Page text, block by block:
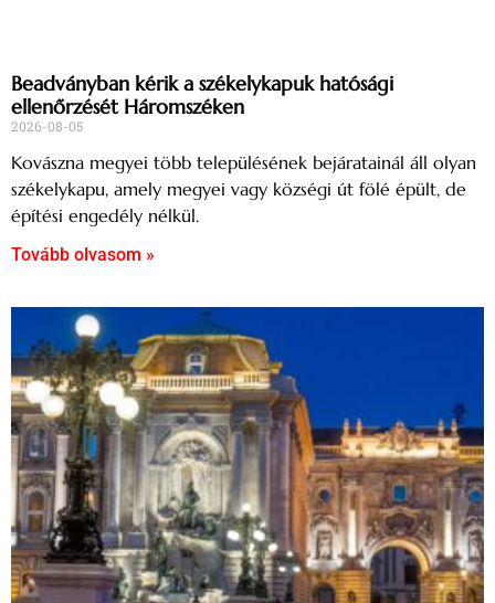
Beadványban kérik a székelykapuk hatósági
ellenőrzését Háromszéken
2026-08-05
Kovászna megyei több településének bejáratainál áll olyan
székelykapu, amely megyei vagy községi út fölé épült, de
építési engedély nélkül.
Tovább olvasom »